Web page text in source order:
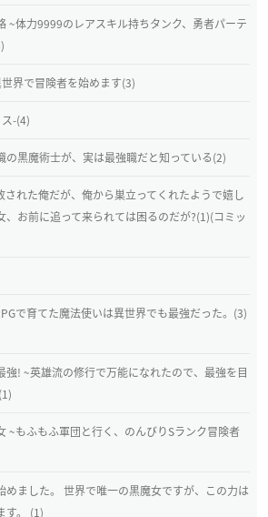
~体力9999のレアスキル持ちタンク、勇者パーテ
界で冒険者を始めます(3)
-(4)
の黒魔術士が、実は最強職だと知っている(2)
された俺だが、俺から巣立ってくれたようで嬉し
お前に追って来られては困るのだが?(1)(コミッ
で育てた魔法使いは異世界でも最強だった。(3)
強! ~英雄流の修行で万能になれたので、最強を目
~もふもふ軍団と行く、のんびりSランク冒険者
めました。 世界で唯一の黒魔女ですが、この力は
す。 (1)